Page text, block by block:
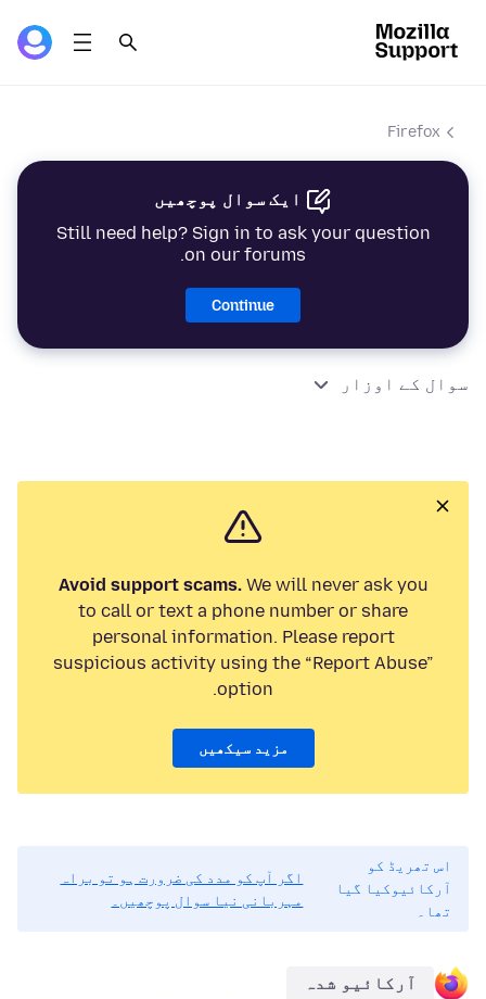
Firefox
ایک سوال پوچھیں
Still need help? Sign in to ask your question
on our forums.
Continue
سوال کے اوزار
Avoid support scams.We will never ask you
to call or text a phone number or share
personal information. Please report
suspicious activity using the “Report Abuse”
option.
مزید سیکھیں
اس تھریڈ کو
آرکائیوکیا گیا
تھا۔
اگر آپ کو مدد کی ضرورت ہو تو براہ
مہربانی نیا سوال پوچھیں۔
آرکائیو شدہ